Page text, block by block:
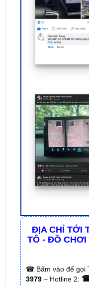
TÔ - ĐỒ CHƠI
☎Bấm vào để gọi
✅ Tới nâng
các tỉnh lân